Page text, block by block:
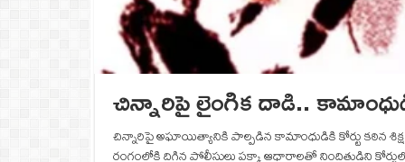
చిన్నారిపై లైంగిక దాడి.. కామాంధుడికి
చిన్నారిపై అఘాయిత్యానికి పాల్పడిన కామాంధుడికి కోర్టు కఠిన
రంగంలోకి దిగిన పోలీసులు పక్కా ఆధారాలతో నిందితుడిని